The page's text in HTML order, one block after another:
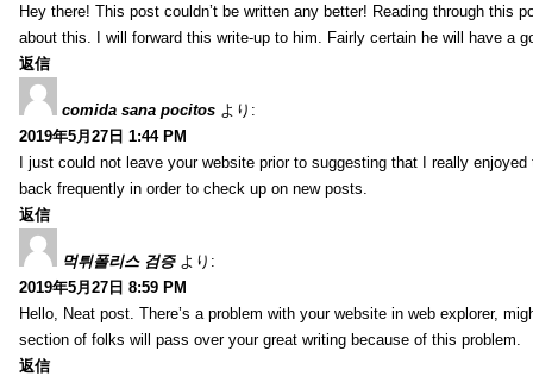
Hey there! This post couldn’t be written any better! Reading through
about this. I will forward this write-up to him. Fairly certain he will have a
返信
comida sana pocitos より:
2019年5月27日 1:44 PM
I just could not leave your website prior to suggesting that I really
back frequently in order to check up on new posts.
返信
먹튀폴리스 검증 より:
2019年5月27日 8:59 PM
Hello, Neat post. There’s a problem with your website in web explorer,
section of folks will pass over your great writing because of this problem.
返信